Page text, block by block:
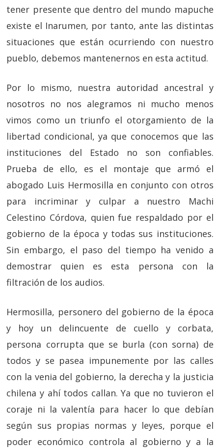
tener presente que dentro del mundo mapuche
existe el Inarumen, por tanto, ante las distintas
situaciones que están ocurriendo con nuestro
pueblo, debemos mantenernos en esta actitud.
Por lo mismo, nuestra autoridad ancestral y
nosotros no nos alegramos ni mucho menos
vimos como un triunfo el otorgamiento de la
libertad condicional, ya que conocemos que las
instituciones del Estado no son confiables.
Prueba de ello, es el montaje que armó el
abogado Luis Hermosilla en conjunto con otros
para incriminar y culpar a nuestro Machi
Celestino Córdova, quien fue respaldado por el
gobierno de la época y todas sus instituciones.
Sin embargo, el paso del tiempo ha venido a
demostrar quien es esta persona con la
filtración de los audios.
Hermosilla, personero del gobierno de la época
y hoy un delincuente de cuello y corbata,
persona corrupta que se burla (con sorna) de
todos y se pasea impunemente por las calles
con la venia del gobierno, la derecha y la justicia
chilena y ahí todos callan. Ya que no tuvieron el
coraje ni la valentía para hacer lo que debían
según sus propias normas y leyes, porque el
poder económico controla al gobierno y a la